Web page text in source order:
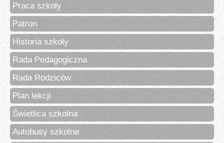
Praca szkoły
Patron
Historia szkoły
Rada Pedagogiczna
Rada Rodziców
Plan lekcji
Świetlica szkolna
Autobusy szkolne